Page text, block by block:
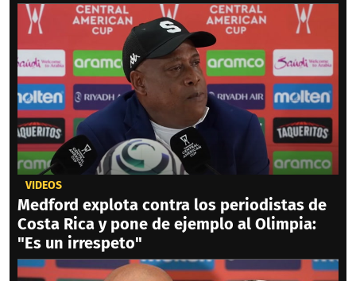
VIDEOS
Medford explota contra los periodistas de
Costa Rica y pone de ejemplo al Olimpia:
"Es un irrespeto"